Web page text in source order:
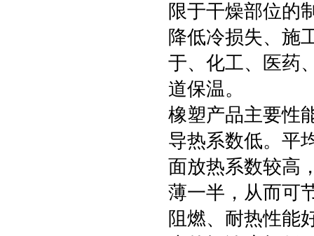
限于干燥部位的
降低冷损失、施
于、化工、医药
道保温。
橡塑产品主要性
导热系数低。平
面放热系数较高
薄一半，从而可
阻燃、耐热性能